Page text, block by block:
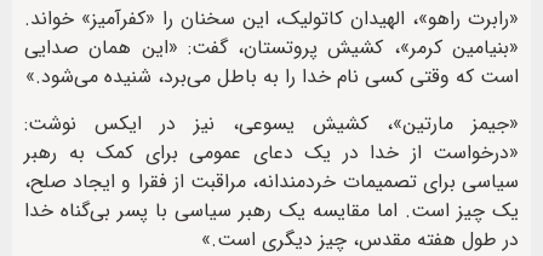
«رابرت راهو»، الهیدان کاتولیک، این سخنان را «کفرآمیز» خواند.
«بنیامین کرمر»، کشیش پروتستان، گفت: «این همان صدایی
است که وقتی کسی نام خدا را به باطل می‌برد، شنیده می‌شود.»
«جیمز مارتین»، کشیش یسوعی، نیز در ایکس نوشت:
«درخواست از خدا در یک دعای عمومی برای کمک به رهبر
سیاسی برای تصمیمات خردمندانه، مراقبت از فقرا و ایجاد صلح،
یک چیز است. اما مقایسه یک رهبر سیاسی با پسر بی‌گناه خدا
در طول هفته مقدس، چیز دیگری است.»